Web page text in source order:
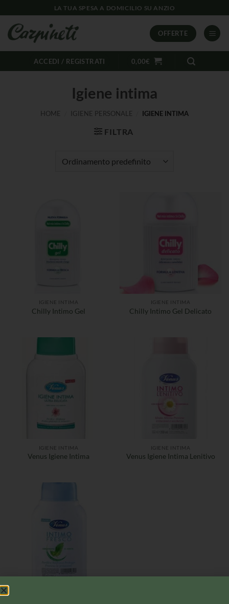
LA TUA SPESA A DOMICILIO SU ANZIO
OFFERTE
ACCEDI / REGISTRATI 0,00€
Igiene intima
HOME IGIENE PERSONALE IGIENE INTIMA
FILTRA
IGIENE INTIMA
Chilly Intimo Gel
IGIENE INTIMA
Chilly Intimo Gel Delicato
IGIENE INTIMA
Venus Igiene Intima
IGIENE INTIMA
Venus Igiene Intima Lenitivo